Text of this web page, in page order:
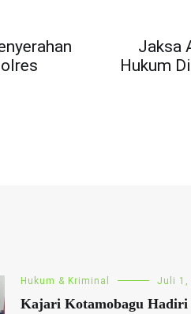
Jaksa
Hukum
Hukum & Kriminal Juli 1,
Kajari Kotamobagu